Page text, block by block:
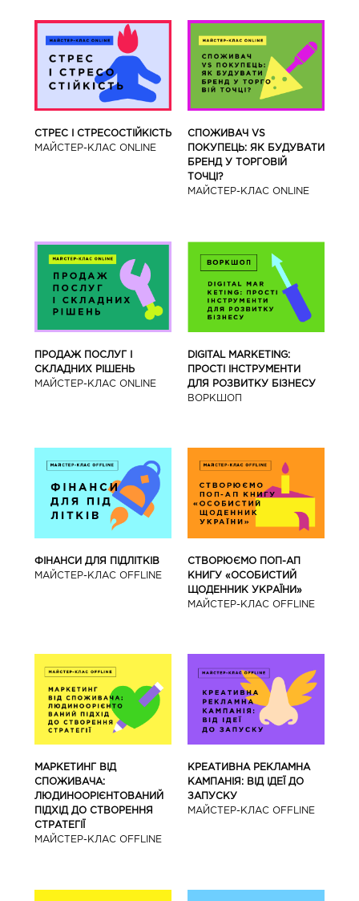
СТРЕС І СТРЕСОСТІЙКІСТЬ
МАЙСТЕР-КЛАС ONLINE
СПОЖИВАЧ VS
ПОКУПЕЦЬ: ЯК БУДУВАТИ
БРЕНД У ТОРГОВІЙ
ТОЧЦІ?
МАЙСТЕР-КЛАС ONLINE
ПРОДАЖ ПОСЛУГ І
СКЛАДНИХ РІШЕНЬ
МАЙСТЕР-КЛАС ONLINE
DIGITAL MARKETING:
ПРОСТІ ІНСТРУМЕНТИ
ДЛЯ РОЗВИТКУ БІЗНЕСУ
ВОРКШОП
ФІНАНСИ ДЛЯ ПІДЛІТКІВ
МАЙCТЕР-КЛАС OFFLINE
СТВОРЮЄМО ПОП-АП
КНИГУ «ОСОБИСТИЙ
ЩОДЕННИК УКРАЇНИ»
МАЙCТЕР-КЛАС OFFLINE
МАРКЕТИНГ ВІД
СПОЖИВАЧА:
ЛЮДИНООРІЄНТОВАНИЙ
ПІДХІД ДО СТВОРЕННЯ
СТРАТЕГІЇ
МАЙCТЕР-КЛАС OFFLINE
КРЕАТИВНА РЕКЛАМНА
КАМПАНІЯ: ВІД ІДЕЇ ДО
ЗАПУСКУ
МАЙCТЕР-КЛАС OFFLINE